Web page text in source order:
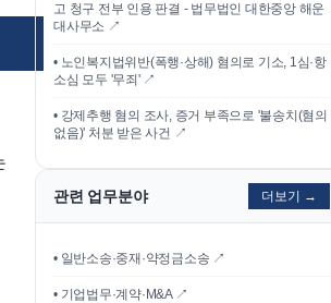
고 청구 전부 인용 판결 - 법무법인 대한중앙 해운
대사무소 ↗
• 노인복지법위반(폭행·상해) 혐의로 기소, 1심·항
소심 모두 '무죄'↗
• 강제추행 혐의 조사, 증거 부족으로 '불송치(혐의
없음)' 처분 받은 사건 ↗
관련 업무분야 더보기 →
• 일반소송·중재·약정금소송 ↗
• 기업법무·계약·M&A ↗